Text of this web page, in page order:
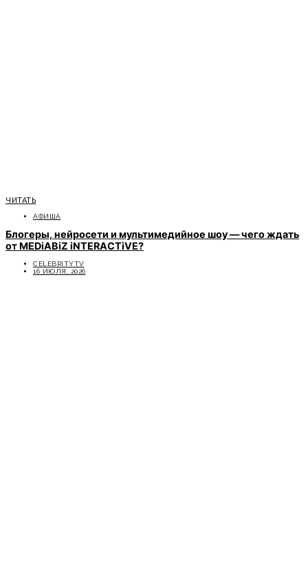
ЧИТАТЬ
АФИША
Блогеры, нейросети и мультимедийное шоу — чего ждать
от MEDiABiZ iNTERACTiVE?
CELEBRITYTV
16 ИЮЛЯ, 2026